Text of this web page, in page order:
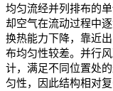
均匀流经并列排布的
却空气在流动过程中
换热能力下降，靠近
布均匀性较差。并行
计，满足不同位置处
匀性，因此结构相对